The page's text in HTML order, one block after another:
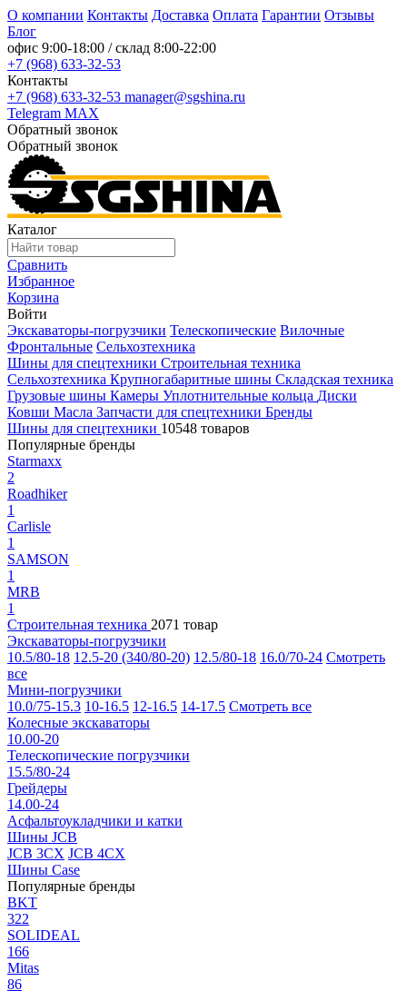
О компании Контакты Доставка Оплата Гарантии Отзывы
Блог
офис 9:00-18:00 / склад 8:00-22:00
+7 (968) 633-32-53
Контакты
+7 (968) 633-32-53 manager@sgshina.ru
Telegram MAX
Обратный звонок
Обратный звонок
Каталог
Сравнить
Избранное
Корзина
Войти
Экскаваторы-погрузчики Телескопические Вилочные
Фронтальные Сельхозтехника
Шины для спецтехники Строительная техника
Сельхозтехника Крупногабаритные шины Складская техника
Грузовые шины Камеры Уплотнительные кольца Диски
Ковши Масла Запчасти для спецтехники Бренды
Шины для спецтехники 10548 товаров
Популярные бренды
Starmaxx
2
Roadhiker
1
Carlisle
1
SAMSON
1
MRB
1
Строительная техника 2071 товар
Экскаваторы-погрузчики
10.5/80-18 12.5-20 (340/80-20) 12.5/80-18 16.0/70-24 Смотреть
все
Мини-погрузчики
10.0/75-15.3 10-16.5 12-16.5 14-17.5 Смотреть все
Колесные экскаваторы
10.00-20
Телескопические погрузчики
15.5/80-24
Грейдеры
14.00-24
Асфальтоукладчики и катки
Шины JCB
JCB 3CX JCB 4CX
Шины Case
Популярные бренды
BKT
322
SOLIDEAL
166
Mitas
86